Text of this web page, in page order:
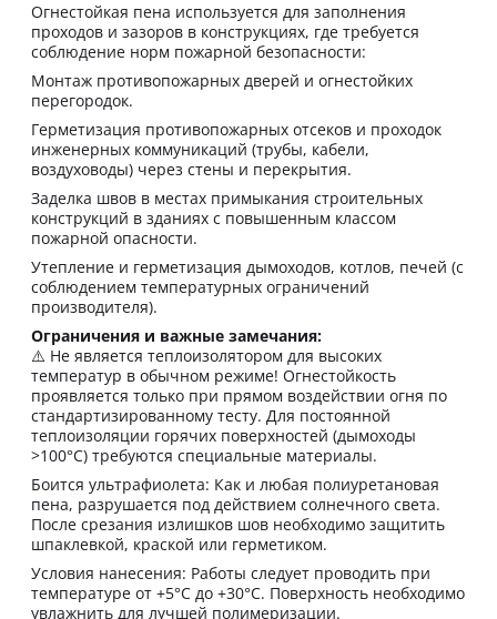
Огнестойкая пена используется для заполнения
проходов и зазоров в конструкциях, где требуется
соблюдение норм пожарной безопасности:
Монтаж противопожарных дверей и огнестойких
перегородок.
Герметизация противопожарных отсеков и проходок
инженерных коммуникаций (трубы, кабели,
воздуховоды) через стены и перекрытия.
Заделка швов в местах примыкания строительных
конструкций в зданиях с повышенным классом
пожарной опасности.
Утепление и герметизация дымоходов, котлов, печей (с
соблюдением температурных ограничений
производителя).
Ограничения и важные замечания:
⚠️ Не является теплоизолятором для высоких
температур в обычном режиме! Огнестойкость
проявляется только при прямом воздействии огня по
стандартизированному тесту. Для постоянной
теплоизоляции горячих поверхностей (дымоходы
>100°C) требуются специальные материалы.
Боится ультрафиолета: Как и любая полиуретановая
пена, разрушается под действием солнечного света.
После срезания излишков шов необходимо защитить
шпаклевкой, краской или герметиком.
Условия нанесения: Работы следует проводить при
температуре от +5°C до +30°C. Поверхность необходимо
увлажнить для лучшей полимеризации.